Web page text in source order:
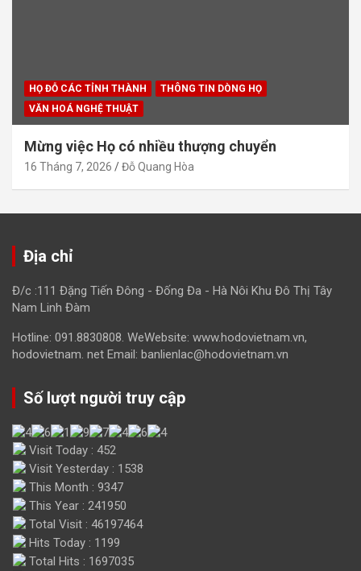
HỌ ĐỖ CÁC TỈNH THÀNH
THÔNG TIN DÒNG HỌ
VĂN HOÁ NGHỆ THUẬT
Mừng việc Họ có nhiều thượng chuyển
16 Tháng 7, 2026 Đỗ Quang Hòa
Địa chỉ
Đ/c :111 Đặng Tiến Đông - Đống Đa - Hà Nôi Khu Đô Thị Tây
Nam Linh Đàm
Hotline: 091.8830808. WeWebsite: www.hodovietnam.vn,
hodovietnam. net Email: banlienlac@hodovietnam.vn
Số lượt người truy cập
Visit Today : 452
Visit Yesterday : 1538
This Month : 9347
This Year : 241950
Total Visit : 46197464
Hits Today : 1199
Total Hits : 1697035